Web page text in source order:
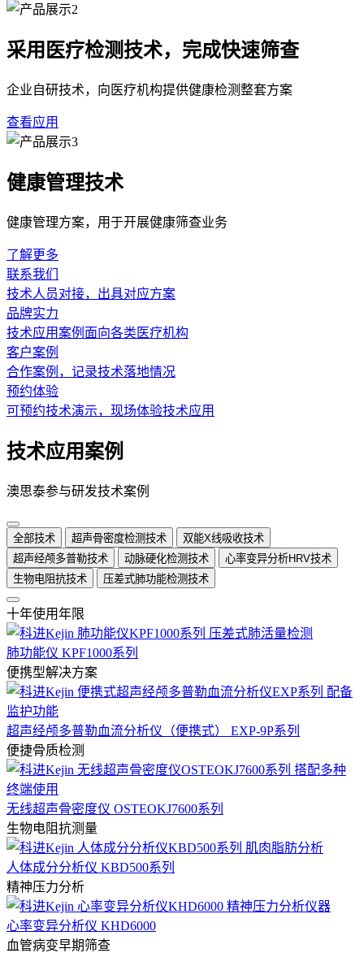
采用医疗检测技术，完成快速筛查
企业自研技术，向医疗机构提供健康检测整套方案
查看应用
健康管理技术
健康管理方案，用于开展健康筛查业务
了解更多
联系我们
技术人员对接，出具对应方案
品牌实力
技术应用案例面向各类医疗机构
客户案例
合作案例，记录技术落地情况
预约体验
可预约技术演示，现场体验技术应用
技术应用案例
澳思泰参与研发技术案例
全部技术 超声骨密度检测技术
双能X线吸收技术
超声经颅多普勒技术
动脉硬化检测技术
心率变异分析HRV技术
生物电阻抗技术
压差式肺功能检测技术
十年使用年限
肺功能仪 KPF1000系列
便携型解决方案
超声经颅多普勒血流分析仪（便携式） EXP-9P系列
便捷骨质检测
无线超声骨密度仪 OSTEOKJ7600系列
生物电阻抗测量
人体成分分析仪 KBD500系列
精神压力分析
心率变异分析仪 KHD6000
血管病变早期筛查